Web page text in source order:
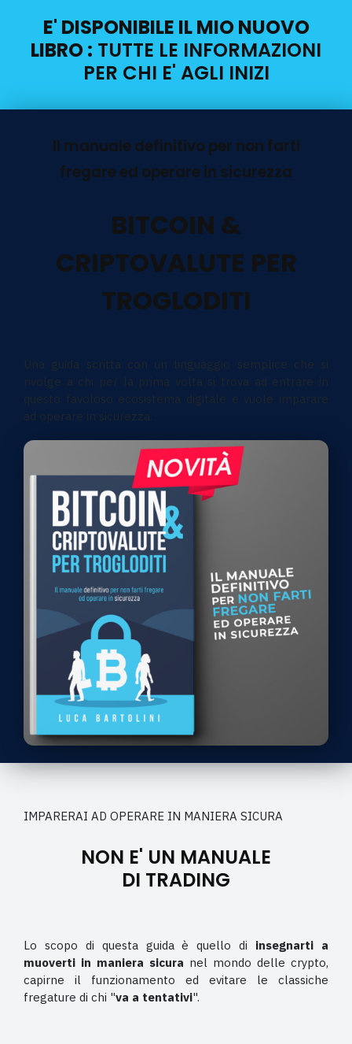
E' DISPONIBILE IL MIO NUOVO
LIBRO : TUTTE LE INFORMAZIONI
PER CHI E' AGLI INIZI
Il manuale definitivo per non farti
fregare ed operare in sicurezza
BITCOIN &
CRIPTOVALUTE PER
TROGLODITI
Una guida scritta con un linguaggio semplice che si
rivolge a chi per la prima volta si trova ad entrare in
questo favoloso ecosistema digitale e vuole imparare
ad operare in sicurezza.
IMPARERAI AD OPERARE IN MANIERA SICURA
NON E' UN MANUALE
DI TRADING
Lo scopo di questa guida è quello di insegnarti a
muoverti in maniera sicura nel mondo delle crypto,
capirne il funzionamento ed evitare le classiche
fregature di chi "va a tentativi".